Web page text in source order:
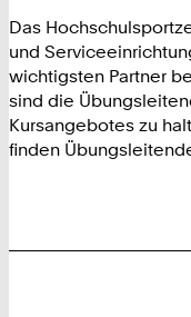
Das
und
wichtigsten Partner
sind die
Kursangebotes zu
finden